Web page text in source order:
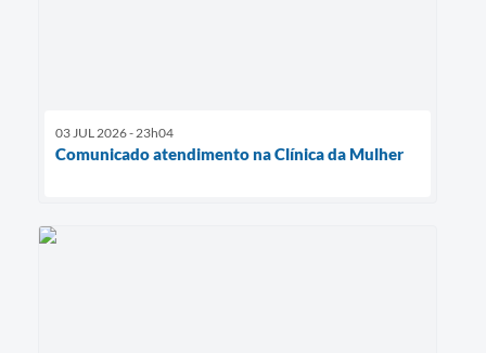
03 JUL 2026 - 23h04
Comunicado atendimento na Clínica da Mulher